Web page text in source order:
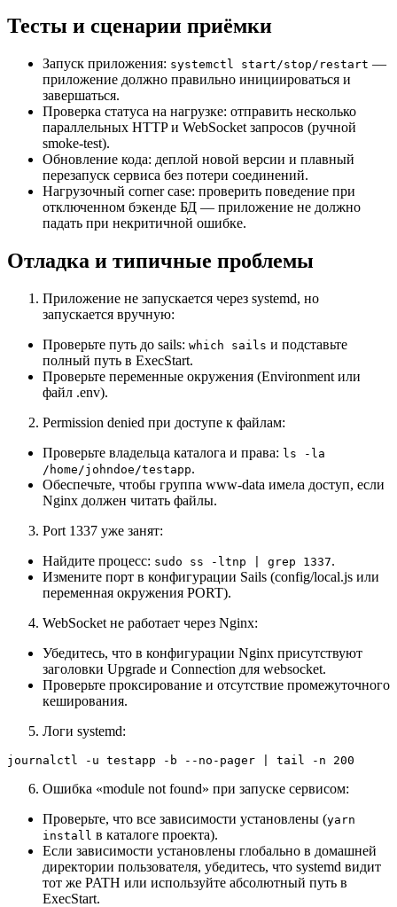
Тесты и сценарии приёмки
Запуск приложения: systemctl start/stop/restart —
приложение должно правильно инициироваться и
завершаться.
Проверка статуса на нагрузке: отправить несколько
параллельных HTTP и WebSocket запросов (ручной
smoke‑test).
Обновление кода: деплой новой версии и плавный
перезапуск сервиса без потери соединений.
Нагрузочный corner case: проверить поведение при
отключенном бэкенде БД — приложение не должно
падать при некритичной ошибке.
Отладка и типичные проблемы
Приложение не запускается через systemd, но
запускается вручную:
Проверьте путь до sails: which sails и подставьте
полный путь в ExecStart.
Проверьте переменные окружения (Environment или
файл .env).
Permission denied при доступе к файлам:
Проверьте владельца каталога и права: ls -la
/home/johndoe/testapp.
Обеспечьте, чтобы группа www-data имела доступ, если
Nginx должен читать файлы.
Port 1337 уже занят:
Найдите процесс: sudo ss -ltnp | grep 1337.
Измените порт в конфигурации Sails (config/local.js или
переменная окружения PORT).
WebSocket не работает через Nginx:
Убедитесь, что в конфигурации Nginx присутствуют
заголовки Upgrade и Connection для websocket.
Проверьте проксирование и отсутствие промежуточного
кеширования.
Логи systemd:
journalctl -u testapp -b --no-pager | tail -n 200
Ошибка «module not found» при запуске сервисом:
Проверьте, что все зависимости установлены (yarn
install в каталоге проекта).
Если зависимости установлены глобально в домашней
директории пользователя, убедитесь, что systemd видит
тот же PATH или используйте абсолютный путь в
ExecStart.